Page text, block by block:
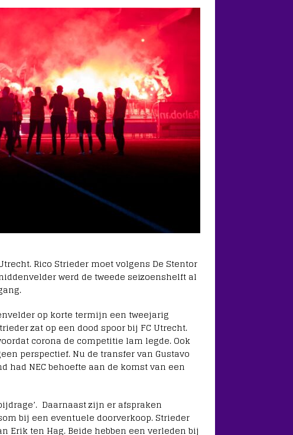
Rico Strieder moet volgens De Stentor
werd de tweede seizoenshelft al
op korte termijn een tweejarig
zat op een dood spoor bij FC Utrecht.
corona de competitie lam legde. Ook
perspectief. Nu de transfer van Gustavo
had NEC behoefte aan de komst van een
Daarnaast zijn er afspraken
bij een eventuele doorverkoop. Strieder
Erik ten Hag. Beide hebben een verleden bij